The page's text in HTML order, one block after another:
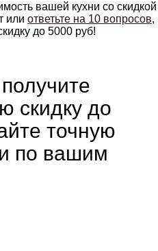
вашей кухни со скидкой
или ответьте на 10 вопросов,
до 5000 руб!
скидку до
точную
по вашим